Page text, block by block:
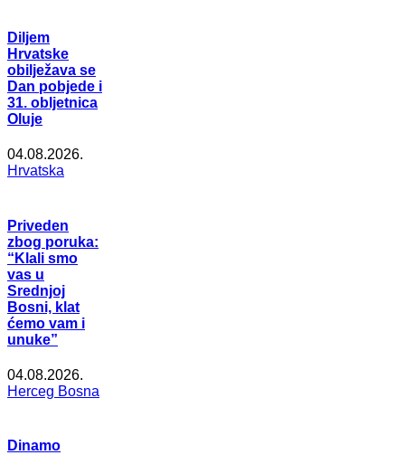
Diljem
Hrvatske
obilježava se
Dan pobjede i
31. obljetnica
Oluje
04.08.2026.
Hrvatska
Priveden
zbog poruka:
“Klali smo
vas u
Srednjoj
Bosni, klat
ćemo vam i
unuke”
04.08.2026.
Herceg Bosna
Dinamo